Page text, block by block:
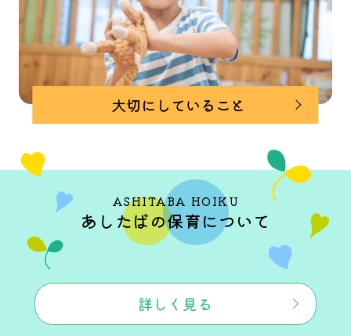
大切にしていること
ASHITABA HOIKU
あしたばの保育について
詳しく見る